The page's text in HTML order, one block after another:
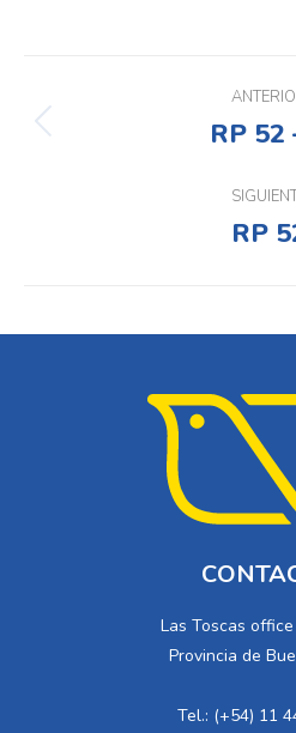
Navegación
entre
proyectosRP 52
RP
Las Toscas
Provincia de
Tel.: (+54) 11